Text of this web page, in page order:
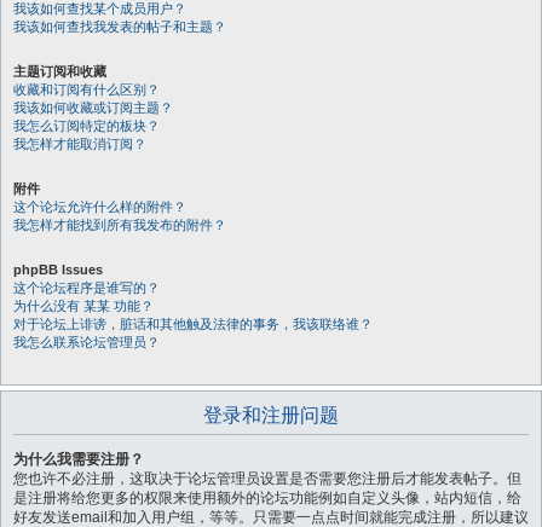
我该如何查找某个成员用户？
我该如何查找我发表的帖子和主题？
主题订阅和收藏
收藏和订阅有什么区别？
我该如何收藏或订阅主题？
我怎么订阅特定的板块？
我怎样才能取消订阅？
附件
这个论坛允许什么样的附件？
我怎样才能找到所有我发布的附件？
phpBB Issues
这个论坛程序是谁写的？
为什么没有 某某 功能？
对于论坛上诽谤，脏话和其他触及法律的事务，我该联络谁？
我怎么联系论坛管理员？
登录和注册问题
为什么我需要注册？
您也许不必注册，这取决于论坛管理员设置是否需要您注册后才能发表帖子。但
是注册将给您更多的权限来使用额外的论坛功能例如自定义头像，站内短信，给
好友发送email和加入用户组，等等。只需要一点点时间就能完成注册，所以建议